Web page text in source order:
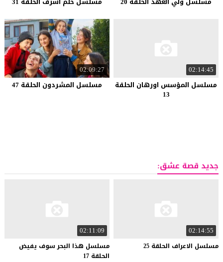
02:14:45
مسلسل المؤسس اورهان الحلقة
13
02:09:27
مسلسل المشردون الحلقة 47
جديد قصة عشق:
02:14:55
مسلسل الاعراف الحلقة 25
02:11:09
مسلسل هذا البحر سوف يفيض
الحلقة 17